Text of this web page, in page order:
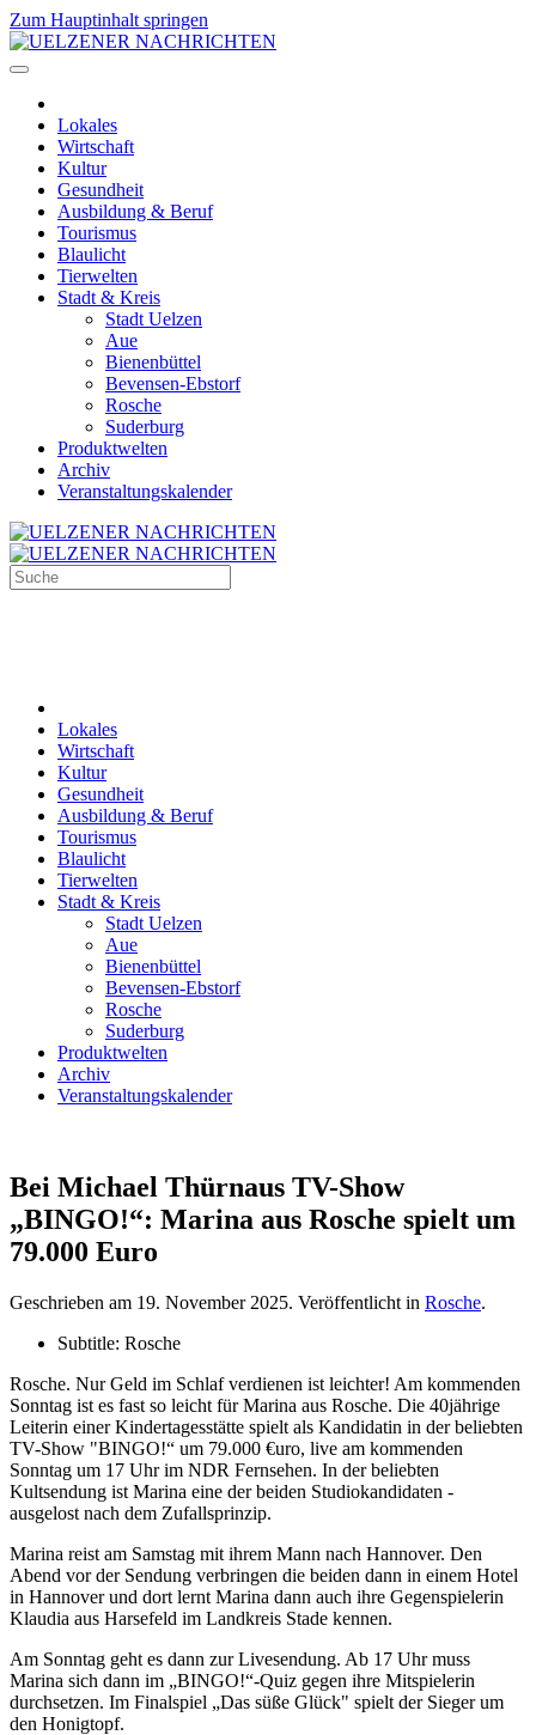
Zum Hauptinhalt springen
Lokales
Wirtschaft
Kultur
Gesundheit
Ausbildung & Beruf
Tourismus
Blaulicht
Tierwelten
Stadt & Kreis
Stadt Uelzen
Aue
Bienenbüttel
Bevensen-Ebstorf
Rosche
Suderburg
Produktwelten
Archiv
Veranstaltungskalender
Lokales
Wirtschaft
Kultur
Gesundheit
Ausbildung & Beruf
Tourismus
Blaulicht
Tierwelten
Stadt & Kreis
Stadt Uelzen
Aue
Bienenbüttel
Bevensen-Ebstorf
Rosche
Suderburg
Produktwelten
Archiv
Veranstaltungskalender
Bei Michael Thürnaus TV-Show
„BINGO!“: Marina aus Rosche spielt um
79.000 Euro
Geschrieben am 19. November 2025. Veröffentlicht in Rosche.
Subtitle: Rosche
Rosche. Nur Geld im Schlaf verdienen ist leichter! Am kommenden
Sonntag ist es fast so leicht für Marina aus Rosche. Die 40jährige
Leiterin einer Kindertagesstätte spielt als Kandidatin in der beliebten
TV-Show "BINGO!“ um 79.000 €uro, live am kommenden
Sonntag um 17 Uhr im NDR Fernsehen. In der beliebten
Kultsendung ist Marina eine der beiden Studiokandidaten -
ausgelost nach dem Zufallsprinzip.
Marina reist am Samstag mit ihrem Mann nach Hannover. Den
Abend vor der Sendung verbringen die beiden dann in einem Hotel
in Hannover und dort lernt Marina dann auch ihre Gegenspielerin
Klaudia aus Harsefeld im Landkreis Stade kennen.
Am Sonntag geht es dann zur Livesendung. Ab 17 Uhr muss
Marina sich dann im „BINGO!“-Quiz gegen ihre Mitspielerin
durchsetzen. Im Finalspiel „Das süße Glück" spielt der Sieger um
den Honigtopf.